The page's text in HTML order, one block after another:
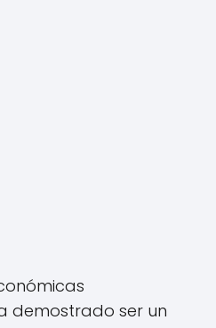
demostrado ser un